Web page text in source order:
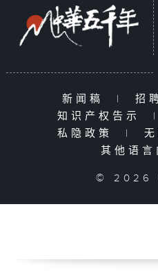
新闻稿 | 招
知识产权告示
|
私隐政策
|
其他语
© 2026